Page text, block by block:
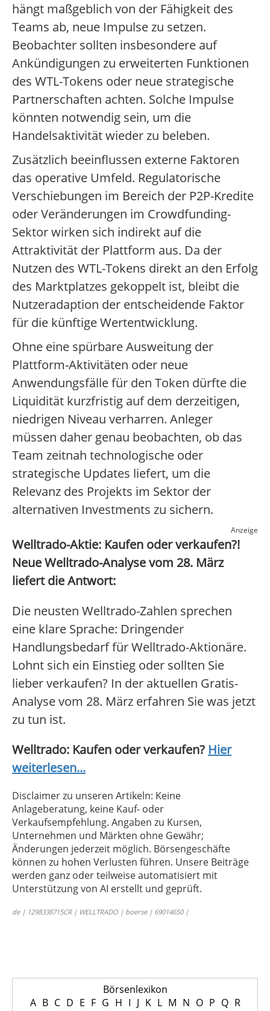
hängt maßgeblich von der Fähigkeit des
Teams ab, neue Impulse zu setzen.
Beobachter sollten insbesondere auf
Ankündigungen zu erweiterten Funktionen
des WTL-Tokens oder neue strategische
Partnerschaften achten. Solche Impulse
könnten notwendig sein, um die
Handelsaktivität wieder zu beleben.
Zusätzlich beeinflussen externe Faktoren
das operative Umfeld. Regulatorische
Verschiebungen im Bereich der P2P-Kredite
oder Veränderungen im Crowdfunding-
Sektor wirken sich indirekt auf die
Attraktivität der Plattform aus. Da der
Nutzen des WTL-Tokens direkt an den Erfolg
des Marktplatzes gekoppelt ist, bleibt die
Nutzeradaption der entscheidende Faktor
für die künftige Wertentwicklung.
Ohne eine spürbare Ausweitung der
Plattform-Aktivitäten oder neue
Anwendungsfälle für den Token dürfte die
Liquidität kurzfristig auf dem derzeitigen,
niedrigen Niveau verharren. Anleger
müssen daher genau beobachten, ob das
Team zeitnah technologische oder
strategische Updates liefert, um die
Relevanz des Projekts im Sektor der
alternativen Investments zu sichern.
Anzeige
Welltrado-Aktie: Kaufen oder verkaufen?!
Neue Welltrado-Analyse vom 28. März
liefert die Antwort:
Die neusten Welltrado-Zahlen sprechen
eine klare Sprache: Dringender
Handlungsbedarf für Welltrado-Aktionäre.
Lohnt sich ein Einstieg oder sollten Sie
lieber verkaufen? In der aktuellen Gratis-
Analyse vom 28. März erfahren Sie was jetzt
zu tun ist.
Welltrado: Kaufen oder verkaufen? Hier
weiterlesen...
Disclaimer zu unseren Artikeln: Keine
Anlageberatung, keine Kauf- oder
Verkaufsempfehlung. Angaben zu Kursen,
Unternehmen und Märkten ohne Gewähr;
Änderungen jederzeit möglich. Börsengeschäfte
können zu hohen Verlusten führen. Unsere Beiträge
werden ganz oder teilweise automatisiert mit
Unterstützung von AI erstellt und geprüft.
de | 1298338715CR | WELLTRADO | boerse | 69014650 |
Börsenlexikon
A B C D E F G H I J K L M N O P Q R